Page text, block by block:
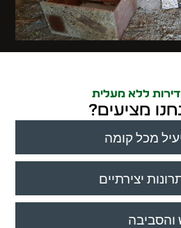
דירות ללא מעלית
מציעים?
מכל קומה
יצירתיים
והסביבה